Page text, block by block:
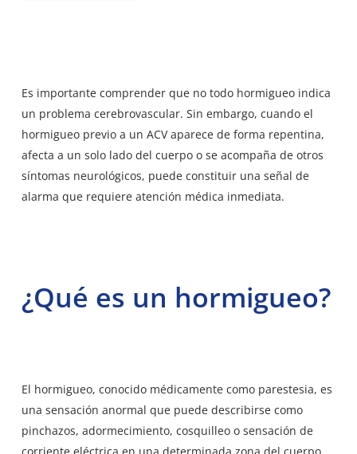
Es importante comprender que no todo hormigueo indica
un problema cerebrovascular. Sin embargo, cuando el
hormigueo previo a un ACV aparece de forma repentina,
afecta a un solo lado del cuerpo o se acompaña de otros
síntomas neurológicos, puede constituir una señal de
alarma que requiere atención médica inmediata.
¿Qué es un hormigueo?
El hormigueo, conocido médicamente como parestesia, es
una sensación anormal que puede describirse como
pinchazos, adormecimiento, cosquilleo o sensación de